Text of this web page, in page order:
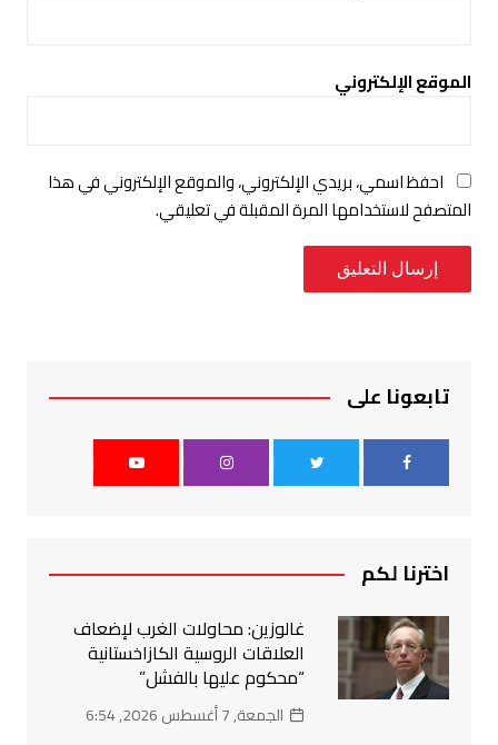
الموقع الإلكتروني
احفظ اسمي، بريدي الإلكتروني، والموقع الإلكتروني في هذا
المتصفح لاستخدامها المرة المقبلة في تعليقي.
تابعونا على
اخترنا لكم
غالوزين: محاولات الغرب لإضعاف
العلاقات الروسية الكازاخستانية
“محكوم عليها بالفشل”
الجمعة, 7 أغسطس 2026, 6:54